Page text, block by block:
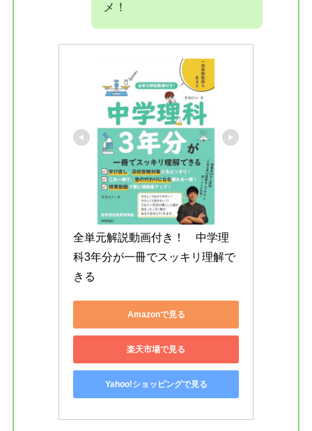
メ！
全単元解説動画付き！　中学理
科3年分が一冊でスッキリ理解で
きる
Amazonで見る
楽天市場で見る
Yahoo!ショッピングで見る